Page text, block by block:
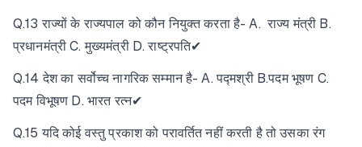
Q.13 राज्यों के राज्यपाल को कौन नियुक्त करता है- A. राज्य मंत्री B.
प्रधानमंत्री C. मुख्यमंत्री D. राष्ट्रपति✔
Q.14 देश का सर्वोच्च नागरिक सम्मान है- A. पद्मश्री B.पदम भूषण C.
पदम विभूषण D. भारत रत्न✔
Q.15 यदि कोई वस्तु प्रकाश को परावर्तित नहीं करती है तो उसका रंग